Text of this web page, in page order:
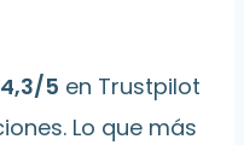
4,3/5 en Trustpilot
Lo que más